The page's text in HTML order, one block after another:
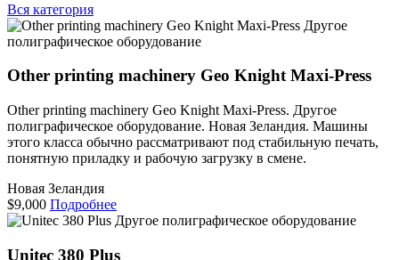
Вся категория
Другое
полиграфическое оборудование
Other printing machinery Geo Knight Maxi-Press
Other printing machinery Geo Knight Maxi-Press. Другое
полиграфическое оборудование. Новая Зеландия. Машины
этого класса обычно рассматривают под стабильную печать,
понятную приладку и рабочую загрузку в смене.
Новая Зеландия
$9,000 Подробнее
Другое полиграфическое оборудование
Unitec 380 Plus